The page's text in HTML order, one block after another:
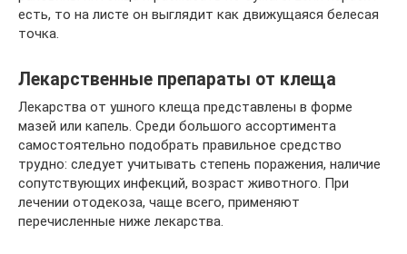
есть, то на листе он выглядит как движущаяся белесая
точка.
Лекарственные препараты от клеща
Лекарства от ушного клеща представлены в форме
мазей или капель. Среди большого ассортимента
самостоятельно подобрать правильное средство
трудно: следует учитывать степень поражения, наличие
сопутствующих инфекций, возраст животного. При
лечении отодекоза, чаще всего, применяют
перечисленные ниже лекарства.